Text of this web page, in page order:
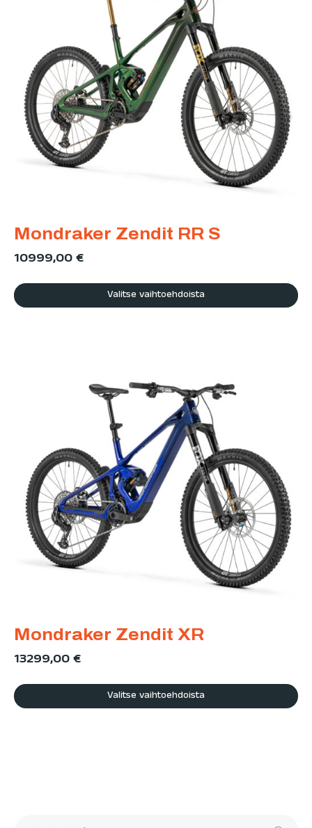
Mondraker Zendit RR S
10999,00€
Valitse vaihtoehdoista
Mondraker Zendit XR
13299,00€
Valitse vaihtoehdoista